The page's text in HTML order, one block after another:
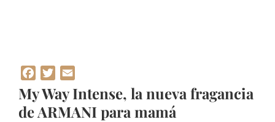
Facebook
Twitter
My Way Intense, la nueva fragancia
de ARMANI para mamá